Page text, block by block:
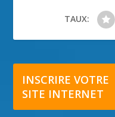
TAUX:
INSCRIRE VOTRE
SITE INTERNET